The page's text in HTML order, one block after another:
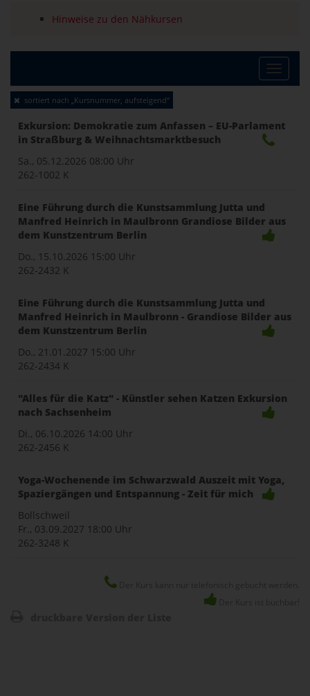
Hinweise zu den Nähkursen
Toggle
sortiert nach „Kursnummer, aufsteigend“
Exkursion: Demokratie zum Anfassen – EU-Parlament
in Straßburg & Weihnachtsmarktbesuch
Sa., 05.12.2026 08:00 Uhr
262-1002 K
Eine Führung durch die Kunstsammlung Jutta und
Manfred Heinrich in Maulbronn Grandiose Bilder aus
dem Kunstzentrum Berlin
Do., 15.10.2026 15:00 Uhr
262-2432 K
Eine Führung durch die Kunstsammlung Jutta und
Manfred Heinrich in Maulbronn - Grandiose Bilder aus
dem Kunstzentrum Berlin
Do., 21.01.2027 15:00 Uhr
262-2434 K
"Alles für die Katz" - Künstler sehen Katzen Exkursion
nach Sachsenheim
Di., 06.10.2026 14:00 Uhr
262-2456 K
Yoga-Wochenende im Schwarzwald Auszeit mit Yoga,
Spaziergängen und Entspannung - Zeit für mich
Bollschweil
Fr., 03.09.2027 18:00 Uhr
262-3248 K